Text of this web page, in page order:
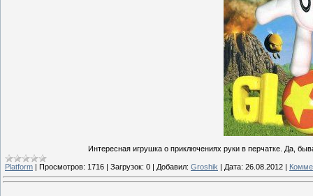
Интересная игрушка о приключениях руки в перчатке. Да,
Platform | Просмотров: 1716 | Загрузок: 0 | Добавил: Groshik | Дата: 26.08.2012 |